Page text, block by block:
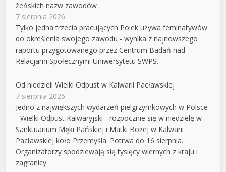
żeńskich nazw zawodów
7 sierpnia 2026
Tylko jedna trzecia pracujących Polek używa feminatywów
do określenia swojego zawodu - wynika z najnowszego
raportu przygotowanego przez Centrum Badań nad
Relacjami Społecznymi Uniwersytetu SWPS.
Od niedzieli Wielki Odpust w Kalwarii Pacławskiej
7 sierpnia 2026
Jedno z największych wydarzeń pielgrzymkowych w Polsce
- Wielki Odpust Kalwaryjski - rozpocznie się w niedzielę w
Sanktuarium Męki Pańskiej i Matki Bożej w Kalwarii
Pacławskiej koło Przemyśla. Potrwa do 16 sierpnia.
Organizatorzy spodziewają się tysięcy wiernych z kraju i
zagranicy.